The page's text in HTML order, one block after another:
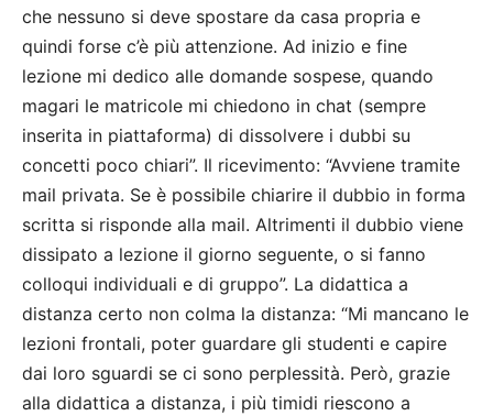
che nessuno si deve spostare da casa propria e
quindi forse c’è più attenzione. Ad inizio e fine
lezione mi dedico alle domande sospese, quando
magari le matricole mi chiedono in chat (sempre
inserita in piattaforma) di dissolvere i dubbi su
concetti poco chiari”. Il ricevimento: “Avviene tramite
mail privata. Se è possibile chiarire il dubbio in forma
scritta si risponde alla mail. Altrimenti il dubbio viene
dissipato a lezione il giorno seguente, o si fanno
colloqui individuali e di gruppo”. La didattica a
distanza certo non colma la distanza: “Mi mancano le
lezioni frontali, poter guardare gli studenti e capire
dai loro sguardi se ci sono perplessità. Però, grazie
alla didattica a distanza, i più timidi riescono a